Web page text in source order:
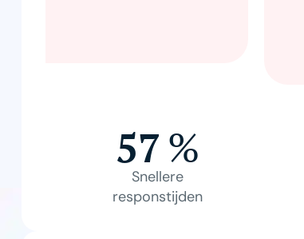
57%
Snellere
responstijden